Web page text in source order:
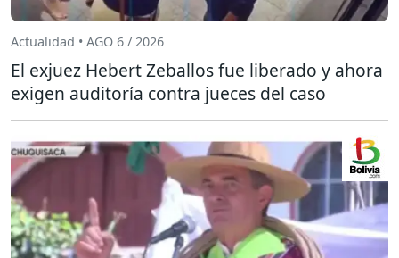
Actualidad • AGO 6 / 2026
El exjuez Hebert Zeballos fue liberado y ahora
exigen auditoría contra jueces del caso